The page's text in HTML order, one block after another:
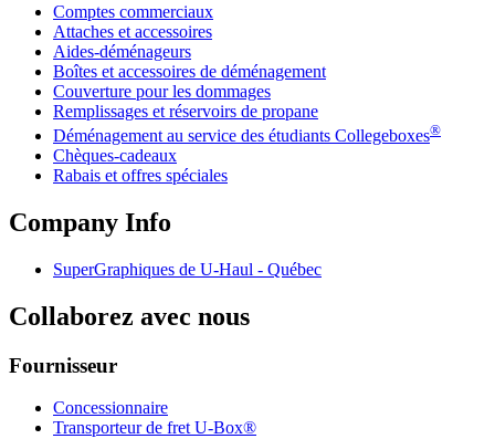
Comptes commerciaux
Attaches et accessoires
Aides-déménageurs
Boîtes et accessoires de déménagement
Couverture pour les dommages
Remplissages et réservoirs de propane
Déménagement au service des étudiants Collegeboxes®
Chèques-cadeaux
Rabais et offres spéciales
Company Info
SuperGraphiques de U-Haul - Québec
Collaborez avec nous
Fournisseur
Concessionnaire
Transporteur de fret U-Box®